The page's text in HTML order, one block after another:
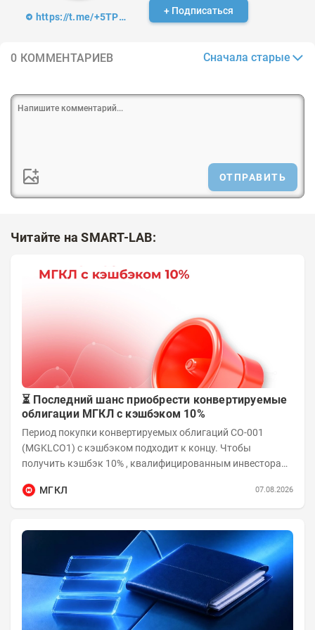
https://t.me/+5TPoAQua42lmZWQy
+ Подписаться
0 КОММЕНТАРИЕВ Сначала старые
ОТПРАВИТЬ
Читайте на SMART-LAB:
⏳ Последний шанс приобрести конвертируемые
облигации МГКЛ с кэшбэком 10%
Период покупки конвертируемых облигаций СО-001
(MGKLCO1) с кэшбэком подходит к концу. Чтобы
получить кэшбэк 10% , квалифицированным инвесторам
МГКЛ
07.08.2026